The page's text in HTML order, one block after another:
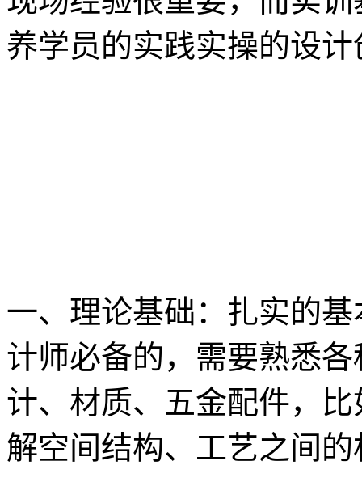
养学员的实践实操的设
一、理论基础：扎实的
计师必备的，需要熟悉
计、材质、五金配件，
解空间结构、工艺之间